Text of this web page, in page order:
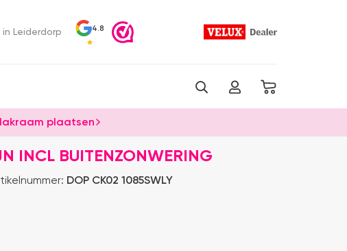
Leiderdorp 4.8
plaatsen
INCL BUITENZONWERING
DOP CK02 1085SWLY